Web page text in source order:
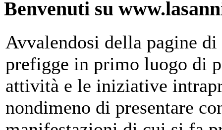
Benvenuti su
Avvalendosi della pagine
prefigge in primo luogo di
attività e le iniziative
nondimeno di presentare